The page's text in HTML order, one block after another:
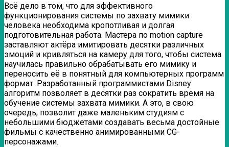
Всё дело в том, что для эффективного
функционирования системы по захвату мимики
человека необходима кропотливая и долгая
подготовительная работа. Мастера по motion capture
заставляют актёра имитировать десятки различных
эмоций и кривляться на камеру для того, чтобы система
научилась правильно обрабатывать его мимику и
переносить её в понятный для компьютерных программ
формат. Разработанный программистами Disney
алгоритм позволяет в десятки раз сократить время на
обучение системы захвата мимики. А это, в свою
очередь, позволит даже маленьким студиям с
небольшими бюджетами создавать весьма достойные
фильмы с качественно анимированными CG-
персонажами.